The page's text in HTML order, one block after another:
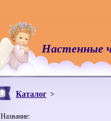
Каталог
Название: